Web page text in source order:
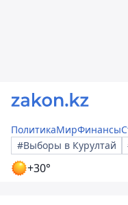
ПолитикаМирФинансы
#Выборы в Курултай
+30°